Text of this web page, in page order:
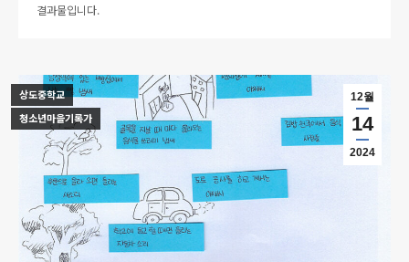
결과물입니다.
12월
14
2024
상도중학교
청소년마을기록가